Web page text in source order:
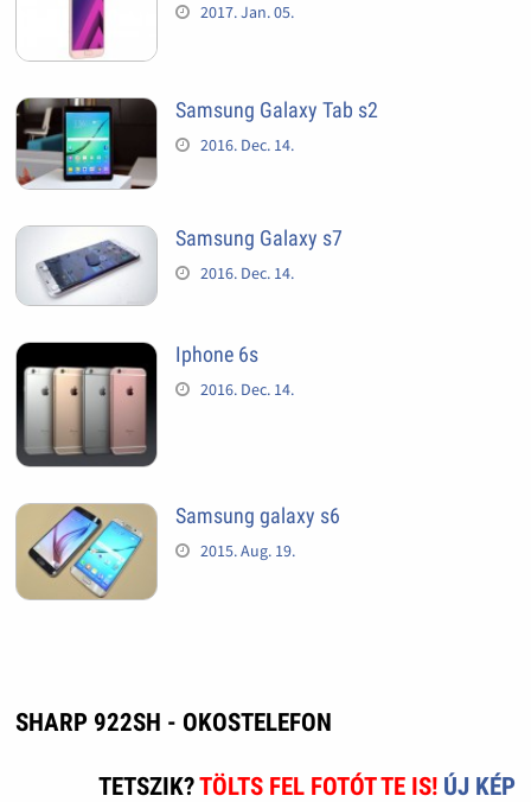
2017. Jan. 05.
Samsung Galaxy Tab s2
2016. Dec. 14.
Samsung Galaxy s7
2016. Dec. 14.
Iphone 6s
2016. Dec. 14.
Samsung galaxy s6
2015. Aug. 19.
SHARP 922SH - OKOSTELEFON
TETSZIK?TÖLTS FEL FOTÓT TE IS! ÚJ KÉP